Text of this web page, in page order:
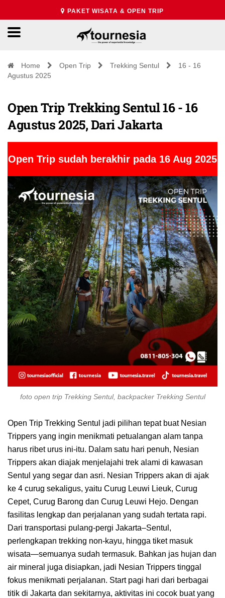
PAKET WISATA & OPEN TRIP
Home Open Trip Trekking Sentul
16 - 16
Agustus 2025
Open Trip Trekking Sentul 16 - 16
Agustus 2025, Dari Jakarta
Open Trip sudah berakhir pada 16 Aug 2025
foto open trip Trekking Sentul, backpacker Trekking Sentul
Open Trip Trekking Sentul jadi pilihan tepat buat Nesian
Trippers yang ingin menikmati petualangan alam tanpa
harus ribet urus ini-itu. Dalam satu hari penuh, Nesian
Trippers akan diajak menjelajahi trek alami di kawasan
Sentul yang segar dan asri. Nesian Trippers akan di ajak
ke 4 curug sekaligus, yaitu Curug Leuwi Lieuk, Curug
Cepet, Curug Barong dan Curug Leuwi Hejo. Dengan
fasilitas lengkap dan perjalanan yang sudah tertata rapi.
Dari transportasi pulang-pergi Jakarta–Sentul,
perlengkapan trekking non-kayu, hingga tiket masuk
wisata—semuanya sudah termasuk. Bahkan jas hujan dan
air mineral juga disiapkan, jadi Nesian Trippers tinggal
fokus menikmati perjalanan. Start pagi hari dari berbagai
titik di Jakarta dan sekitarnya, aktivitas ini cocok buat yang